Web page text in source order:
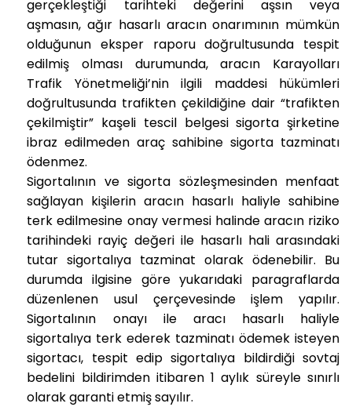
gerçekleştiği tarihteki değerini aşsın veya
aşmasın, ağır hasarlı aracın onarımının mümkün
olduğunun eksper raporu doğrultusunda tespit
edilmiş olması durumunda, aracın Karayolları
Trafik Yönetmeliği’nin ilgili maddesi hükümleri
doğrultusunda trafikten çekildiğine dair “trafikten
çekilmiştir” kaşeli tescil belgesi sigorta şirketine
ibraz edilmeden araç sahibine sigorta tazminatı
ödenmez.
Sigortalının ve sigorta sözleşmesinden menfaat
sağlayan kişilerin aracın hasarlı haliyle sahibine
terk edilmesine onay vermesi halinde aracın riziko
tarihindeki rayiç değeri ile hasarlı hali arasındaki
tutar sigortalıya tazminat olarak ödenebilir. Bu
durumda ilgisine göre yukarıdaki paragraflarda
düzenlenen usul çerçevesinde işlem yapılır.
Sigortalının onayı ile aracı hasarlı haliyle
sigortalıya terk ederek tazminatı ödemek isteyen
sigortacı, tespit edip sigortalıya bildirdiği sovtaj
bedelini bildirimden itibaren 1 aylık süreyle sınırlı
olarak garanti etmiş sayılır.